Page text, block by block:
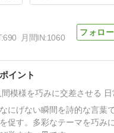
日
690 月間IN:1060
イント
模様を巧みに交差させる
にげない瞬間を詩的な言
促す。多彩なテーマを巧